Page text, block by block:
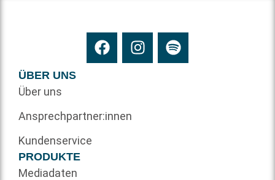
ÜBER UNS
Über uns
Ansprechpartner:innen
Kundenservice
PRODUKTE
Mediadaten